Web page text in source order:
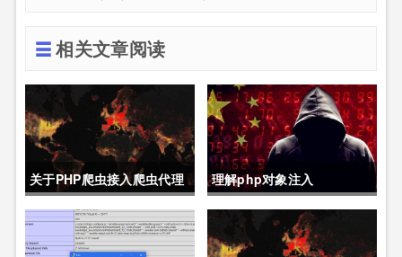
相关文章阅读
关于PHP爬虫接入爬虫代理
的代码demo
理解php对象注入